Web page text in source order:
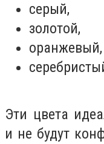
серый,
золотой,
оранжевый,
Эти цвета
и не будут